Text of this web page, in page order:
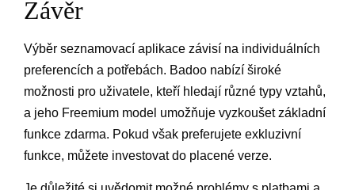
Závěr
Výběr seznamovací aplikace závisí na individuálních
preferencích a potřebách. Badoo nabízí široké
možnosti pro uživatele, kteří hledají různé typy vztahů,
a jeho Freemium model umožňuje vyzkoušet základní
funkce zdarma. Pokud však preferujete exkluzivní
funkce, můžete investovat do placené verze.